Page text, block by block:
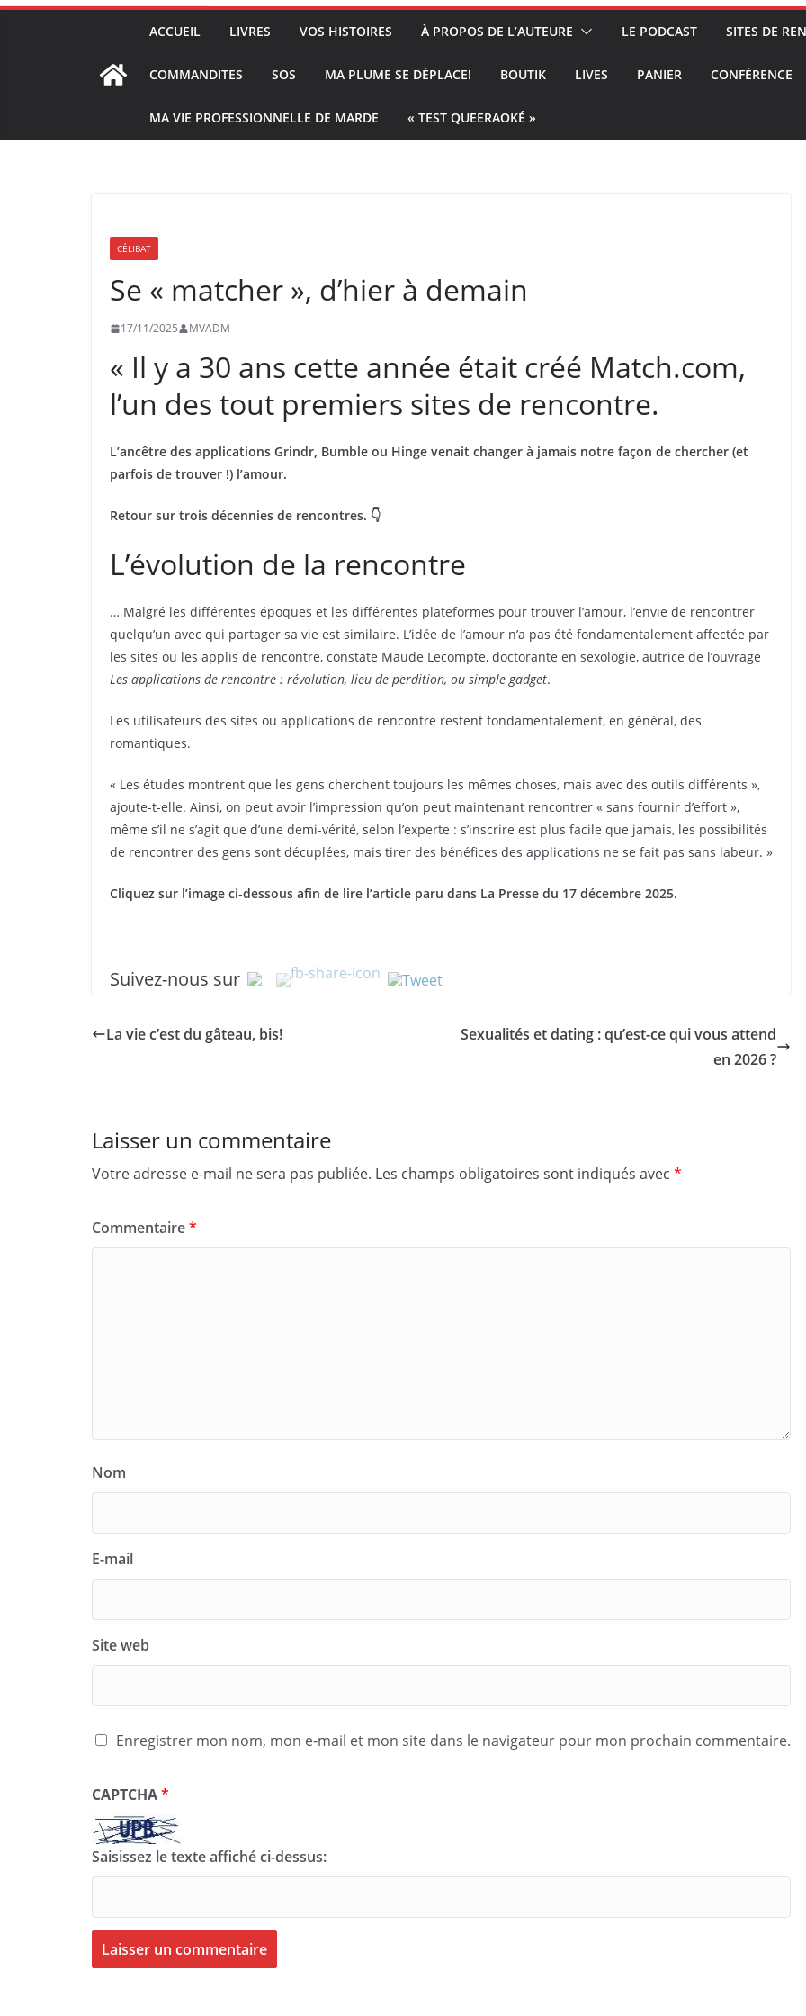
ACCUEIL LIVRES VOS HISTOIRES À PROPOS DE L’AUTEURE LE PODCAST SITES DE
COMMANDITES SOS MA PLUME SE DÉPLACE! BOUTIK LIVES PANIER CONFÉRENCE
MA VIE PROFESSIONNELLE DE MARDE « TEST QUEERAOKÉ »
CÉLIBAT
Se « matcher », d’hier à demain
17/11/2025 MVADM
« Il y a 30 ans cette année était créé Match.com,
l’un des tout premiers sites de rencontre.
L’ancêtre des applications Grindr, Bumble ou Hinge venait changer à jamais notre façon de chercher (et
parfois de trouver !) l’amour.
Retour sur trois décennies de rencontres. 👇
L’évolution de la rencontre
… Malgré les différentes époques et les différentes plateformes pour trouver l’amour, l’envie de rencontrer
quelqu’un avec qui partager sa vie est similaire. L’idée de l’amour n’a pas été fondamentalement affectée par
les sites ou les applis de rencontre, constate Maude Lecompte, doctorante en sexologie, autrice de l’ouvrage
Les applications de rencontre : révolution, lieu de perdition, ou simple gadget.
Les utilisateurs des sites ou applications de rencontre restent fondamentalement, en général, des
romantiques.
« Les études montrent que les gens cherchent toujours les mêmes choses, mais avec des outils différents »,
ajoute-t-elle. Ainsi, on peut avoir l’impression qu’on peut maintenant rencontrer « sans fournir d’effort »,
même s’il ne s’agit que d’une demi-vérité, selon l’experte : s’inscrire est plus facile que jamais, les possibilités
de rencontrer des gens sont décuplées, mais tirer des bénéfices des applications ne se fait pas sans labeur. »
Cliquez sur l’image ci-dessous afin de lire l’article paru dans La Presse du 17 décembre 2025.
Suivez-nous sur
La vie c’est du gâteau, bis!
Sexualités et dating : qu’est-ce qui vous attend
en 2026 ?
Laisser un commentaire
Votre adresse e-mail ne sera pas publiée. Les champs obligatoires sont indiqués avec *
Commentaire*
Nom
E-mail
Site web
Enregistrer mon nom, mon e-mail et mon site dans le navigateur pour mon prochain commentaire.
CAPTCHA*
Saisissez le texte affiché ci-dessus: